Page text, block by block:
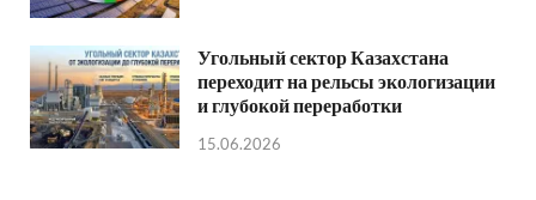
Угольный сектор Казахстана
переходит на рельсы экологизации
и глубокой переработки
15.06.2026